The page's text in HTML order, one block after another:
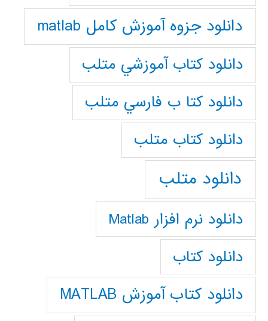
دانلود جزوه آموزش کامل matlab
دانلود كتاب آموزشي متلب
دانلود كتا ب فارسي متلب
دانلود كتاب متلب
دانلود متلب
دانلود نرم افزار Matlab
دانلود کتاب
دانلود کتاب آموزش MATLAB